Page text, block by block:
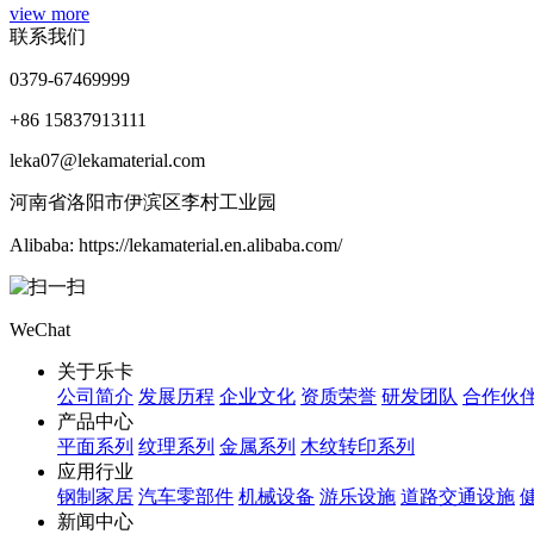
view more
联系我们
0379-67469999
+86 15837913111
leka07@lekamaterial.com
河南省洛阳市伊滨区李村工业园
Alibaba: https://lekamaterial.en.alibaba.com/
WeChat
关于乐卡
公司简介 发展历程 企业文化 资质荣誉 研发团队 合作伙
产品中心
平面系列 纹理系列 金属系列 木纹转印系列
应用行业
钢制家居 汽车零部件 机械设备 游乐设施 道路交通设施
新闻中心